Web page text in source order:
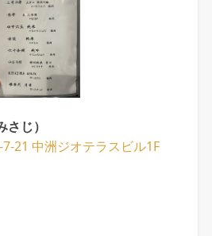
じ）
21 中洲ジオテラスビル1F